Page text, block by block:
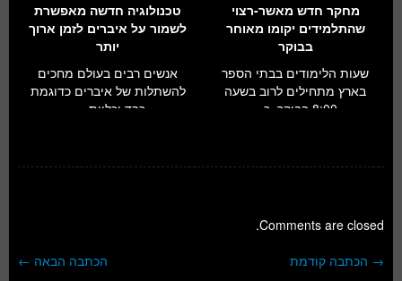
מחקר חדש מאשר-רצוי
שהתלמידים יקומו מאוחר
בבוקר
שעות הלימודים בבתי הספר
בארץ מתחילים לרוב בשעה
8:00 בבוקר, כ...
טכנולוגיה חדשה מאפשרת
לשמור על איברים לזמן ארוך
יותר
אנשים רבים בעולם מחכים
להשתלות של איברים כדוגמת
כבד וכליות. ...
Comments are closed.
ניווט בפוסטים הכתבה הבאה ← → הכתבה קודמת